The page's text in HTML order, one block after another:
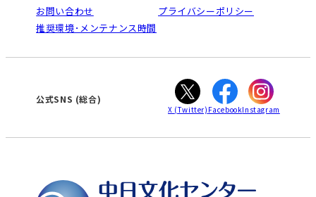
法人割引について
ご利用ガイド
オンライン講座受講の手順
南大高
犬山
高蔵寺
大垣
津
お問い合わせ
プライバシーポリシー
推奨環境･メンテナンス時間
公式SNS (総合)
X (Twitter) FacebookInstagram